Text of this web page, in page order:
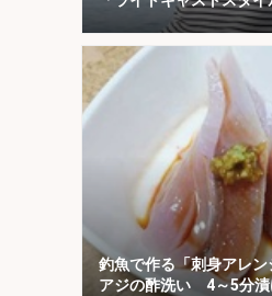
釣魚で作る「刺身アレ
アジの酢洗い 4～5分漬